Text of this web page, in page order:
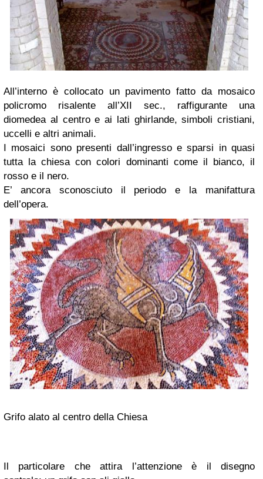
All’interno è collocato un pavimento fatto da mosaico
policromo risalente all’XII sec., raffigurante una
diomedea al centro e ai lati ghirlande, simboli cristiani,
uccelli e altri animali.
I mosaici sono presenti dall’ingresso e sparsi in quasi
tutta la chiesa con colori dominanti come il bianco, il
rosso e il nero.
E’ ancora sconosciuto il periodo e la manifattura
dell’opera.
Grifo alato al centro della Chiesa
Il particolare che attira l’attenzione è il disegno